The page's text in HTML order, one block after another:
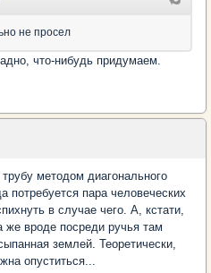
не просел
что-нибудь придумаем.
методом диагонального
потребуется пара человеческих
в случае чего. А, кстати,
же вроде посреди ручья там
землей. Теоретически,
опуститься...